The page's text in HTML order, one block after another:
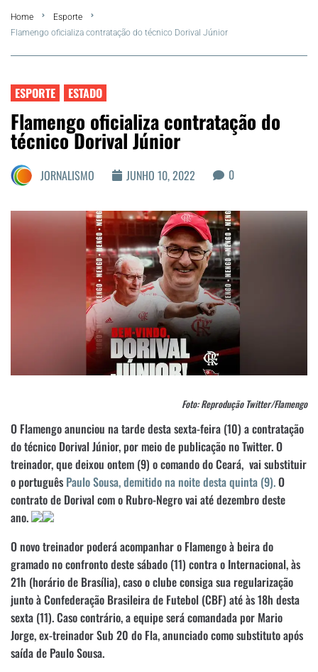
FLA Araru 2026
Região dos Lagos
Agenda Cultural
Colunistas
Matérias Exclusivas
Home
Esporte
Flamengo oficializa contratação do técnico Dorival Júnior
ESPORTE ESTADO
Flamengo oficializa contratação do
técnico Dorival Júnior
JORNALISMO JUNHO 10, 2022 0
Foto: Reprodução Twitter/Flamengo
O Flamengo anunciou na tarde desta sexta-feira (10) a contratação
do técnico Dorival Júnior, por meio de publicação no Twitter. O
treinador, que deixou ontem (9) o comando do Ceará, vai substituir
o português Paulo Sousa, demitido na noite desta quinta (9).O
contrato de Dorival com o Rubro-Negro vai até dezembro deste
ano.
O novo treinador poderá acompanhar o Flamengo à beira do
gramado no confronto deste sábado (11) contra o Internacional, às
21h (horário de Brasília), caso o clube consiga sua regularização
junto à Confederação Brasileira de Futebol (CBF) até às 18h desta
sexta (11). Caso contrário, a equipe será comandada por Mario
Jorge, ex-treinador Sub 20 do Fla, anunciado como substituto após
saída de Paulo Sousa.